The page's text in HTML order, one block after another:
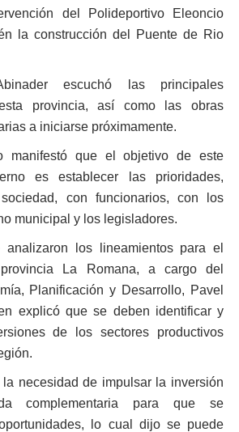
del Polideportivo Eleoncio
la construcción del Puente de Rio
escuchó las principales
provincia, así como las obras
a iniciarse próximamente.
manifestó que el objetivo de este
es establecer las prioridades,
con funcionarios, con los
municipal y los legisladores.
los lineamientos para el
La Romana, a cargo del
Planificación y Desarrollo, Pavel
explicó que se deben identificar y
de los sectores productivos
necesidad de impulsar la inversión
complementaria para que se
lo cual dijo se puede